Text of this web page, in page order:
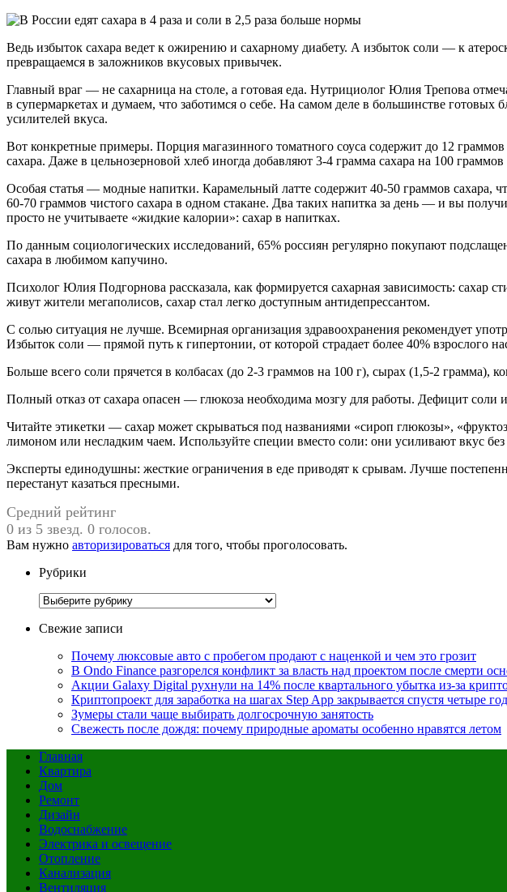
Ведь избыток сахара ведет к ожирению и сахарному диабету. А избыток соли — к
превращаемся в заложников вкусовых привычек.
Главный враг — не сахарница на столе, а готовая еда. Нутрициолог Юлия Трепова
в супермаркетах и думаем, что заботимся о себе. На самом деле в большинстве
усилителей вкуса.
Вот конкретные примеры. Порция магазинного томатного соуса содержит до 12
сахара. Даже в цельнозерновой хлеб иногда добавляют 3-4 грамма сахара на 100 граммов
Особая статья — модные напитки. Карамельный латте содержит 40-50 граммов
60-70 граммов чистого сахара в одном стакане. Два таких напитка за день — и вы
просто не учитываете «жидкие калории»: сахар в напитках.
По данным социологических исследований, 65% россиян регулярно покупают
сахара в любимом капучино.
Психолог Юлия Подгорнова рассказала, как формируется сахарная зависимость: сахар
живут жители мегаполисов, сахар стал легко доступным антидепрессантом.
С солью ситуация не лучше. Всемирная организация здравоохранения рекомендует
Избыток соли — прямой путь к гипертонии, от которой страдает более 40% взрослого
Больше всего соли прячется в колбасах (до 2-3 граммов на 100 г), сырах (1,5-2 грамма),
Полный отказ от сахара опасен — глюкоза необходима мозгу для работы. Дефицит
Читайте этикетки — сахар может скрываться под названиями «сироп глюкозы»,
лимоном или несладким чаем. Используйте специи вместо соли: они усиливают вкус
Эксперты единодушны: жесткие ограничения в еде приводят к срывам. Лучше
перестанут казаться пресными.
Средний рейтинг
0 из 5 звезд. 0 голосов.
Вам нужно авторизироваться для того, чтобы проголосовать.
Рубрики
Рубрики
Свежие записи
Почему люксовые авто с пробегом продают с наценкой и чем это грозит
В Ondo Finance разгорелся конфликт за власть над проектом после смерти
Акции Galaxy Digital рухнули на 14% после квартального убытка из-за
Криптопроект для заработка на шагах Step App закрывается спустя четыре
Зумеры стали чаще выбирать долгосрочную занятость
Свежесть после дождя: почему природные ароматы особенно нравятся летом
Главная
Квартира
Дом
Ремонт
Дизайн
Водоснабжение
Электрика и освещение
Отопление
Канализация
Вентиляция